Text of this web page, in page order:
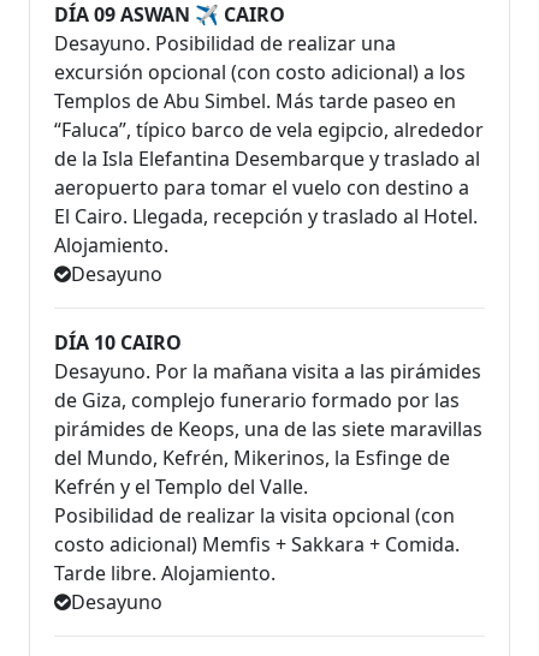
DÍA 09 ASWAN ✈ CAIRO
Desayuno. Posibilidad de realizar una
excursión opcional (con costo adicional) a los
Templos de Abu Simbel. Más tarde paseo en
“Faluca”, típico barco de vela egipcio, alrededor
de la Isla Elefantina Desembarque y traslado al
aeropuerto para tomar el vuelo con destino a
El Cairo. Llegada, recepción y traslado al Hotel.
Alojamiento.
Desayuno
DÍA 10 CAIRO
Desayuno. Por la mañana visita a las pirámides
de Giza, complejo funerario formado por las
pirámides de Keops, una de las siete maravillas
del Mundo, Kefrén, Mikerinos, la Esfinge de
Kefrén y el Templo del Valle.
Posibilidad de realizar la visita opcional (con
costo adicional) Memfis + Sakkara + Comida.
Tarde libre. Alojamiento.
Desayuno